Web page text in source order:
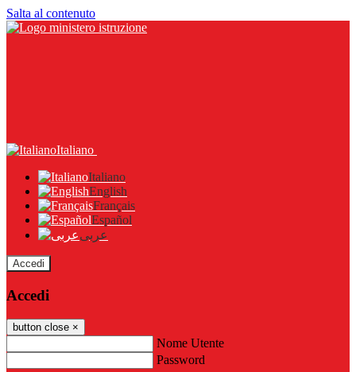
Salta al contenuto
Italiano
Italiano
English
Français
Español
عربى
Accedi
Accedi
button close ×
Nome Utente
Password